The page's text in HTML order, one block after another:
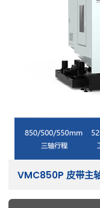
VMC850P 皮带主